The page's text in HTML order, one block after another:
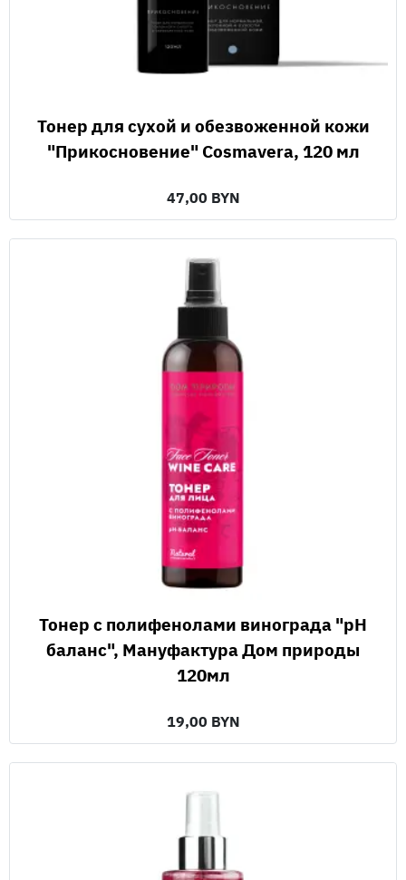
Тонер для сухой и обезвоженной кожи
"Прикосновение" Cosmavera, 120 мл
47,00 BYN
Тонер с полифенолами винограда "рН
баланс", Мануфактура Дом природы
120мл
19,00 BYN